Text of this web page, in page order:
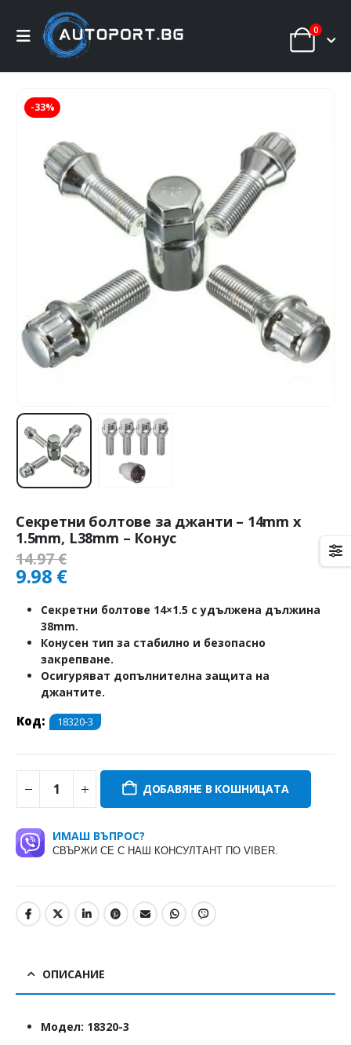
0
-33%
Секретни болтове за джанти – 14mm х
1.5mm, L38mm – Конус
14.97€
9.98 €
Секретни болтове 14×1.5 с удължена дължина
38mm.
Конусен тип за стабилно и безопасно
закрепване.
Осигуряват допълнителна защита на
джантите.
Код: 18320-3
ДОБАВЯНЕ В КОШНИЦАТА
ИМАШ ВЪПРОС?
СВЪРЖИ СЕ С НАШ КОНСУЛТАНТ ПО VIBER.
ОПИСАНИЕ
Модел: 18320-3